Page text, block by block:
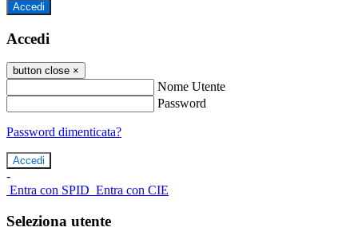
Accedi
Accedi
button close ×
Nome Utente
Password
Password dimenticata?
-
Entra con SPID Entra con CIE
Seleziona utente